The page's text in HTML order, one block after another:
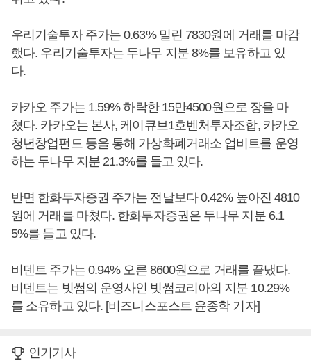
우리기술투자 주가는 0.63% 밀린 7830원에 거래를 마감
했다. 우리기술투자는 두나무 지분 8%를 보유하고 있
다.
카카오 주가는 1.59% 하락한 15만4500원으로 장을 마
쳤다. 카카오는 본사, 케이큐브1호벤처투자조합, 카카오
청년창업펀드 등을 통해 가상화폐거래소 업비트를 운영
하는 두나무 지분 21.3%를 들고 있다.
반면 한화투자증권 주가는 전날보다 0.42% 높아진 4810
원에 거래를 마쳤다. 한화투자증권은 두나무 지분 6.1
5%를 들고 있다.
비덴트 주가는 0.94% 오른 8600원으로 거래를 끝냈다.
비덴트는 빗썸의 운영사인 빗썸코리아의 지분 10.29%
를 소유하고 있다. [비즈니스포스트 윤종학 기자]
인기기사